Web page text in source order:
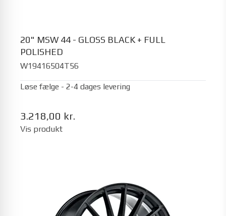
20" MSW 44 - GLOSS BLACK + FULL
POLISHED
W19416504T56
Løse fælge - 2-4 dages levering
3.218,00 kr.
Vis produkt